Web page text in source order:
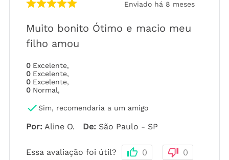
Enviado há 8 meses
Muito bonito Ótimo e macio meu
filho amou
0 Excelente,
0 Excelente,
0 Excelente,
0 Normal,
Sim, recomendaria a um amigo
Por: Aline O. De: São Paulo - SP
Essa avaliação foi útil? 0 0